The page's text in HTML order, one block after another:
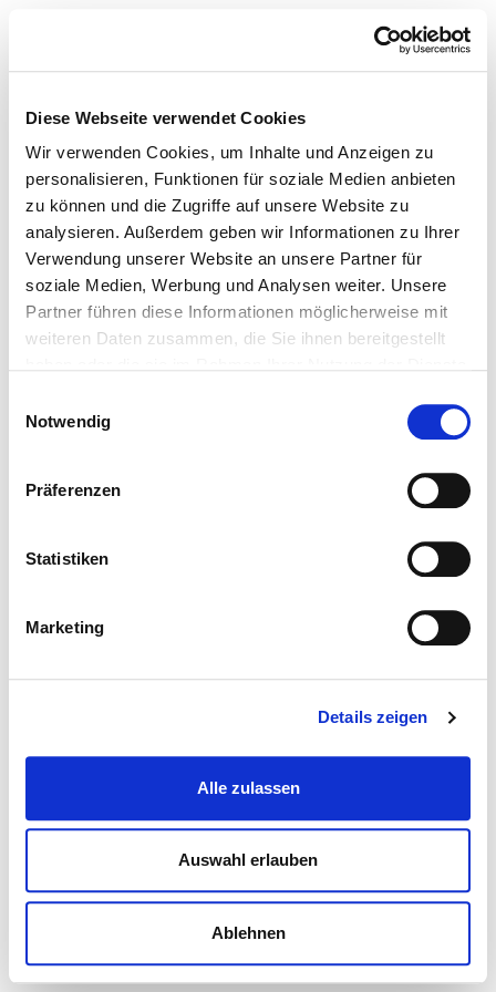
Diese Webseite verwendet Cookies
Wir verwenden Cookies, um Inhalte und Anzeigen zu
personalisieren, Funktionen für soziale Medien anbieten
zu können und die Zugriffe auf unsere Website zu
analysieren. Außerdem geben wir Informationen zu Ihrer
Verwendung unserer Website an unsere Partner für
soziale Medien, Werbung und Analysen weiter. Unsere
Partner führen diese Informationen möglicherweise mit
weiteren Daten zusammen, die Sie ihnen bereitgestellt
Notwendig
Präferenzen
Statistiken
Marketing
Details zeigen
Alle zulassen
Auswahl erlauben
Ablehnen